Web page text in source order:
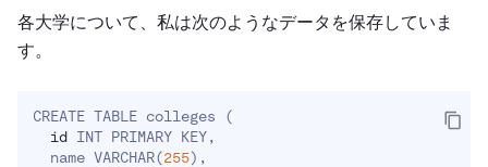
各大学について、私は次のようなデータを保存していま
す。
CREATE TABLE colleges
(
id INT PRIMARY KEY,
  name VARCHAR
(255) ,